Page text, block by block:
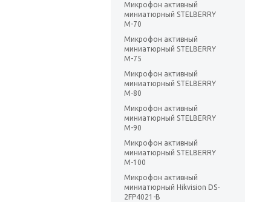
Микрофон активный
миниатюрный STELBERRY
М-70
Микрофон активный
миниатюрный STELBERRY
М-75
Микрофон активный
миниатюрный STELBERRY
М-80
Микрофон активный
миниатюрный STELBERRY
М-90
Микрофон активный
миниатюрный STELBERRY
М-100
Микрофон активный
миниатюрный Hikvision DS-
2FP4021-B